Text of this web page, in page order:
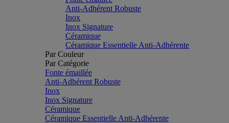
Anti-Adhérent Robuste
Inox
Inox Signature
Céramique
Céramique Essentielle Anti-Adhérente
Par Couleur
Par Catégorie
Fonte émaillée
Anti-Adhérent Robuste
Inox
Inox Signature
Céramique
Céramique Essentielle Anti-Adhérente